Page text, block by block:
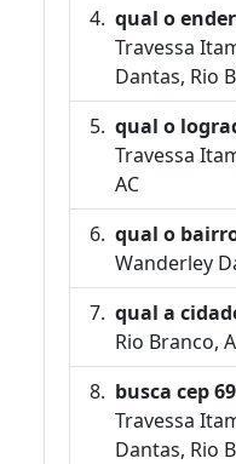
qual o
Travessa
Dantas, Rio
qual o
Travessa
AC
qual o
Wanderley
qual a
Rio Branco,
busca cep
Travessa
Dantas, Rio